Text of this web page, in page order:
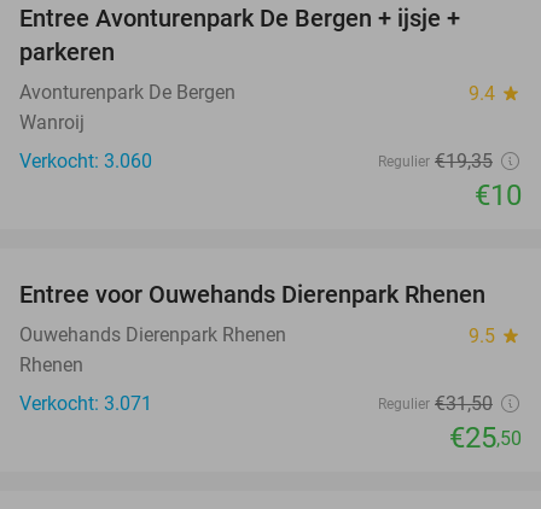
Entree Avonturenpark De Bergen + ijsje +
parkeren
Avonturenpark De Bergen 9.4 star
Wanroij
Verkocht: 3.060
Regulier €19,35
€10
19%
Entree voor Ouwehands Dierenpark Rhenen
Ouwehands Dierenpark Rhenen 9.5 star
Rhenen
Verkocht: 3.071
Regulier €31,50
€25,50